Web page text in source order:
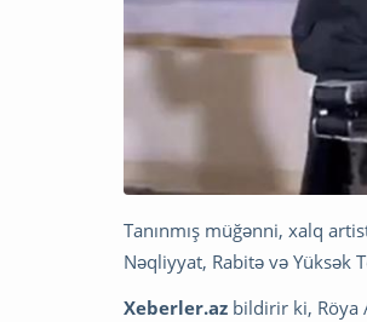
Tanınmış müğənni, xalq
Nəqliyyat, Rabitə və Yüksək
Xeberler.az bildirir ki, Röya